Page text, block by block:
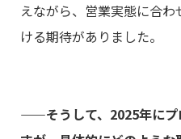
えながら、営業実態に合
ける期待がありました。
――そうして、2025年にプ